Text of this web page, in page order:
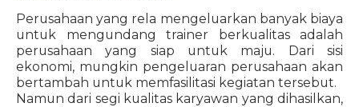
Perusahaan yang rela mengeluarkan banyak biaya
untuk mengundang trainer berkualitas adalah
perusahaan yang siap untuk maju. Dari sisi
ekonomi, mungkin pengeluaran perusahaan akan
bertambah untuk memfasilitasi kegiatan tersebut.
Namun dari segi kualitas karyawan yang dihasilkan,